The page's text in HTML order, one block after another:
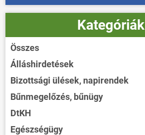
Kategóriák
Összes
Álláshirdetések
Bizottsági ülések, napirendek
Bűnmegelőzés, bűnügy
DtKH
Egészségügy